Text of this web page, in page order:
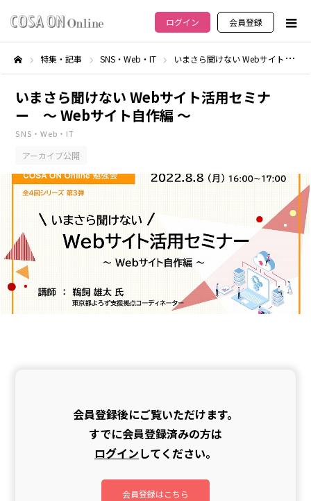
ログイン 会員登録
特集・記事 SNS・Web・IT いまさら聞けない Webサイト活用セミナー ～ Webサイト自作編 ～
いまさら聞けない Webサイト活用セミナ
ー ～ Webサイト自作編 ～
SNS・Web・IT
アーカイブ公開
会員登録後にご覧いただけます。
すでに会員登録済みの方は
ログインしてください。
会員登録はこちら